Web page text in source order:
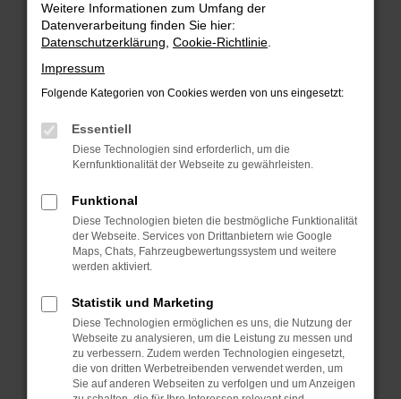
Überprüfe deine Firewall und deine
Internetverbindung.
Laden andere Webseiten, zum Beispiel deine
Suchmaschine?
Prüfe deine Browsererweiterungen.
Manche Erweiterungen, wie Werbeblocker,
können das Laden bestimmter Seiten
verhindern. Funktioniert die Seite in einem
Fenster?
Starte dein Gerät neu.
Das kann manchmal helfen, vorübergehende
Probleme zu beheben.
Betriebssystem auf dem neuesten Stand
sind.
Veraltete Software birgt nicht nur ein
Sicherheitsrisiko, sondern kann auch dazu
führen, dass bestimmte Funktionen nicht mehr
Weitere Informationen zum Umfang der
Datenverarbeitung finden Sie hier:
Datenschutzerklärung Cookie-Richtlinie
Impressum
Folgende Kategorien von Cookies werden von uns eingesetzt:
Essentiell
Diese Technologien sind erforderlich, um die
Kernfunktionalität der Webseite zu gewährleisten.
Funktional
Diese Technologien bieten die bestmögliche Funktionalität
der Webseite. Services von Drittanbietern wie Google
Maps, Chats, Fahrzeugbewertungssystem und weitere
werden aktiviert.
Statistik und Marketing
Diese Technologien ermöglichen es uns, die Nutzung der
Webseite zu analysieren, um die Leistung zu messen und
zu verbessern. Zudem werden Technologien eingesetzt,
die von dritten Werbetreibenden verwendet werden, um
Sie auf anderen Webseiten zu verfolgen und um Anzeigen